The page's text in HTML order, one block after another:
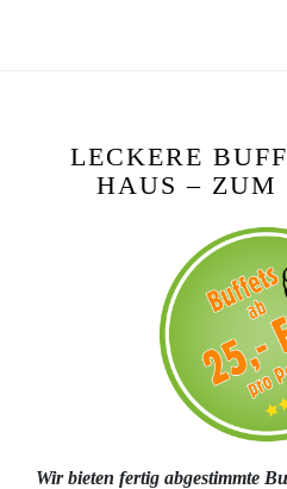
LECKERE
HAUS – ZUM
Wir bieten fertig abgestimmte